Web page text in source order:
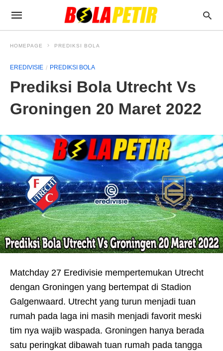
HOMEPAGE PREDIKSI BOLA
EREDIVISIE PREDIKSI BOLA
Prediksi Bola Utrecht Vs
Groningen 20 Maret 2022
Matchday 27 Eredivisie mempertemukan Utrecht
dengan Groningen yang bertempat di Stadion
Galgenwaard. Utrecht yang turun menjadi tuan
rumah pada laga ini masih menjadi favorit meski
tim nya wajib waspada. Groningen hanya berada
satu peringkat dibawah tuan rumah pada tangga